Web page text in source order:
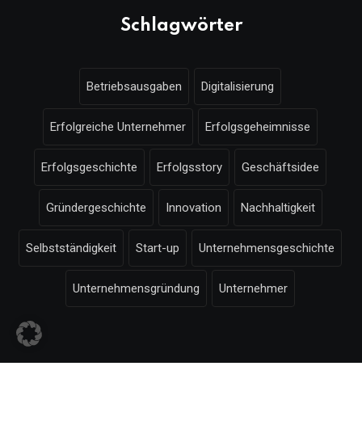
Schlagwörter
Betriebsausgaben Digitalisierung
Erfolgreiche Unternehmer Erfolgsgeheimnisse
Erfolgsgeschichte Erfolgsstory Geschäftsidee
Gründergeschichte Innovation Nachhaltigkeit
Selbstständigkeit Start-up Unternehmensgeschichte
Unternehmensgründung Unternehmer